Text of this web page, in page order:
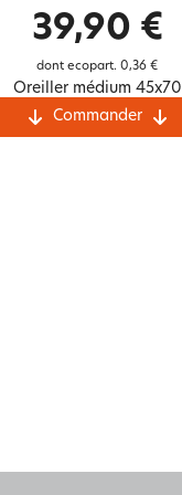
39,90 €
dont ecopart. 0,36 €
Oreiller médium 45x70
Commander